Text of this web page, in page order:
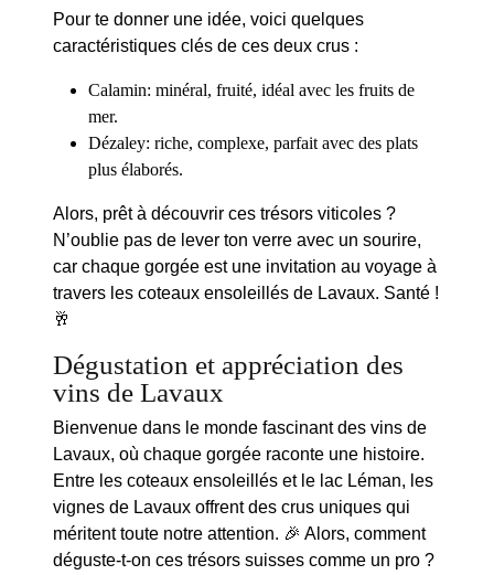
Pour te donner une idée, voici quelques
caractéristiques clés de ces deux crus :
Calamin: minéral, fruité, idéal avec les fruits de
mer.
Dézaley: riche, complexe, parfait avec des plats
plus élaborés.
Alors, prêt à découvrir ces trésors viticoles ?
N’oublie pas de lever ton verre avec un sourire,
car chaque gorgée est une invitation au voyage à
travers les coteaux ensoleillés de Lavaux. Santé !
🥂
Dégustation et appréciation des
vins de Lavaux
Bienvenue dans le monde fascinant des vins de
Lavaux, où chaque gorgée raconte une histoire.
Entre les coteaux ensoleillés et le lac Léman, les
vignes de Lavaux offrent des crus uniques qui
méritent toute notre attention. 🎉 Alors, comment
déguste-t-on ces trésors suisses comme un pro ?